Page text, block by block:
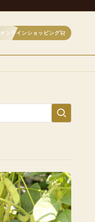
オンラインショッピング